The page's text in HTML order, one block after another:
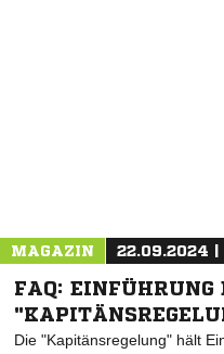
MAGAZIN 22.09.2024 |
FAQ: EINFÜHRUNG
Die "Kapitänsregelung" hält